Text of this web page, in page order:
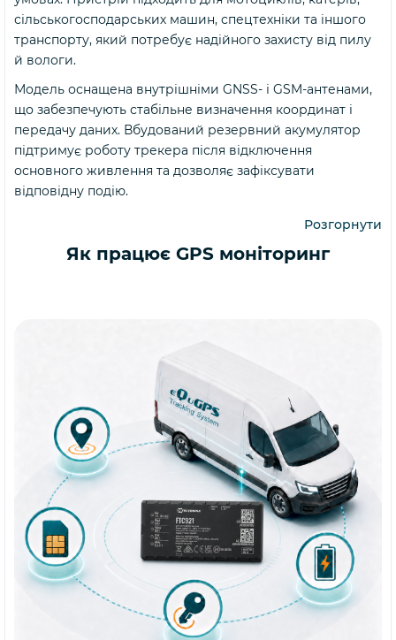
сільськогосподарських машин, спецтехніки та іншого
транспорту, який потребує надійного захисту від пилу
й вологи.
Модель оснащена внутрішніми GNSS- і GSM-антенами,
що забезпечують стабільне визначення координат і
передачу даних. Вбудований резервний акумулятор
підтримує роботу трекера після відключення
основного живлення та дозволяє зафіксувати
відповідну подію.
Розгорнути
Як працює GPS моніторинг